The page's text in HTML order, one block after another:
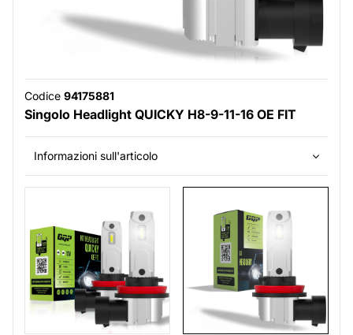
Codice 94175881
Singolo Headlight QUICKY H8-9-11-16 OE FIT
Informazioni sull'articolo